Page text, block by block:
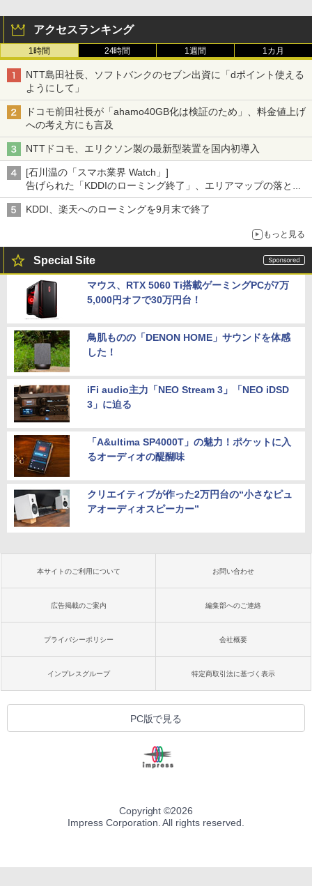
アクセスランキング
1時間 24時間 1週間 1カ月
NTT島田社長、ソフトバンクのセブン出資に「dポイント使える
ようにして」
ドコモ前田社長が「ahamo40GB化は検証のため」、料金値上げ
への考え方にも言及
NTTドコモ、エリクソン製の最新型装置を国内初導入
[石川温の「スマホ業界 Watch」]
告げられた「KDDIのローミング終了」、エリアマップの落とし
穴と楽天モバイルの課題
KDDI、楽天へのローミングを9月末で終了
もっと見る
Special Site
マウス、RTX 5060 Ti搭載ゲーミングPCが7万
5,000円オフで30万円台！
鳥肌ものの「DENON HOME」サウンドを体感
した！
iFi audio主力「NEO Stream 3」「NEO iDSD
3」に迫る
「A&ultima SP4000T」の魅力！ポケットに入
るオーディオの醍醐味
クリエイティブが作った2万円台の“小さなピュ
アオーディオスピーカー”
本サイトのご利用について お問い合わせ
広告掲載のご案内 編集部へのご連絡
プライバシーポリシー 会社概要
インプレスグループ 特定商取引法に基づく表示
PC版で見る
Copyright ©2026
Impress Corporation. All rights reserved.